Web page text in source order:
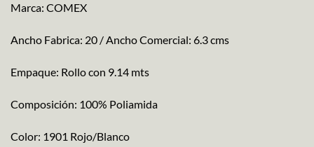
Marca: COMEX
Ancho Fabrica: 20 / Ancho Comercial: 6.3 cms
Empaque: Rollo con 9.14 mts
Composición: 100% Poliamida
Color: 1901 Rojo/Blanco